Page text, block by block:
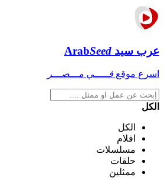
عرب سيد ArabSeed
اسرع موقع فـــــي مـــصـــر
الكل
الكل
افلام
مسلسلات
حلقات
ممثلين